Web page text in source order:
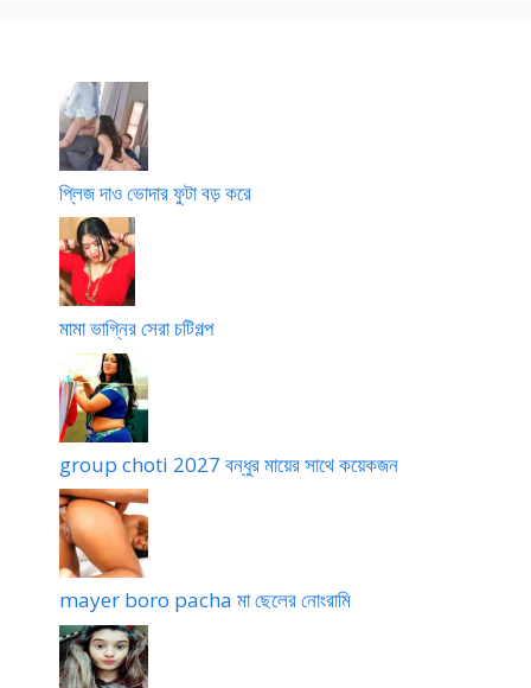
প্লিজ দাও ভোদার ফুটা বড় করে
মামা ভাগ্নির সেরা চটিগল্প
group choti 2027 বন্ধুর মায়ের সাথে কয়েকজন
mayer boro pacha মা ছেলের নোংরামি